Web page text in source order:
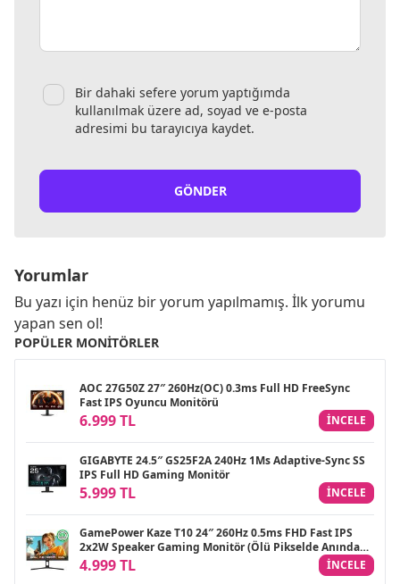
Bir dahaki sefere yorum yaptığımda
kullanılmak üzere ad, soyad ve e-posta
adresimi bu tarayıcıya kaydet.
GÖNDER
Yorumlar
Bu yazı için henüz bir yorum yapılmamış. İlk yorumu
yapan sen ol!
POPÜLER MONITÖRLER
AOC 27G50Z 27″ 260Hz(OC) 0.3ms Full HD FreeSync
Fast IPS Oyuncu Monitörü
6.999 TL INCELE
GIGABYTE 24.5″ GS25F2A 240Hz 1Ms Adaptive-Sync SS
IPS Full HD Gaming Monitör
5.999 TL INCELE
GamePower Kaze T10 24″ 260Hz 0.5ms FHD Fast IPS
2x2W Speaker Gaming Monitör (Ölü Pikselde Anında
Değişim)
4.999 TL INCELE